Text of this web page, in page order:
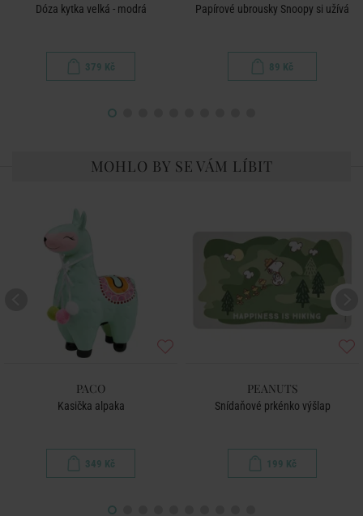
Dóza kytka velká - modrá
379 Kč
Papírové ubrousky Snoopy si užívá
89 Kč
MOHLO BY SE VÁM LÍBIT
PACO
Kasička alpaka
349 Kč
PEANUTS
Snídaňové prkénko výšlap
199 Kč